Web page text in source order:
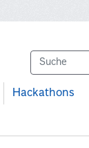
Hackathons